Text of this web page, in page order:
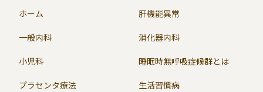
ホーム
肝機能異常
一般内科 消化器内科
小児科 睡眠時無呼吸症候群とは
プラセンタ療法 生活習慣病